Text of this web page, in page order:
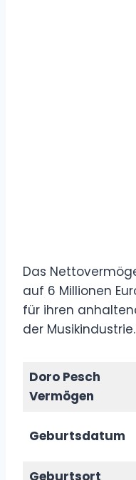
Das
auf 6 Millionen
für ihren
der Musikindustrie.
Doro Pesch
Vermögen
Geburtsdatum
Geburtsort